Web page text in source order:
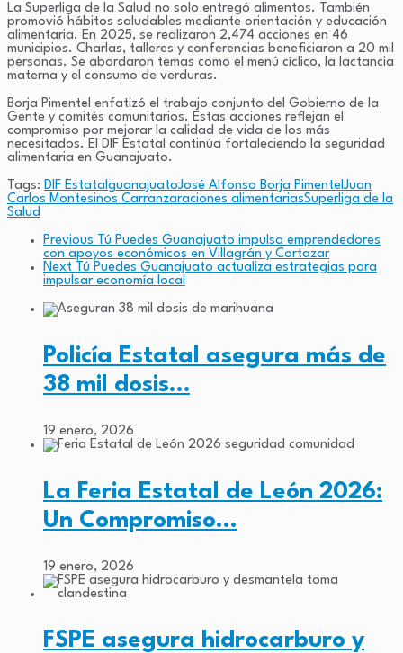
La Superliga de la Salud no solo entregó alimentos. También
promovió hábitos saludables mediante orientación y educación
alimentaria. En 2025, se realizaron 2,474 acciones en 46
municipios. Charlas, talleres y conferencias beneficiaron a 20 mil
personas. Se abordaron temas como el menú cíclico, la lactancia
materna y el consumo de verduras.
Borja Pimentel enfatizó el trabajo conjunto del Gobierno de la
Gente y comités comunitarios. Estas acciones reflejan el
compromiso por mejorar la calidad de vida de los más
necesitados. El DIF Estatal continúa fortaleciendo la seguridad
alimentaria en Guanajuato.
Tags: DIF Estatal guanajuatoJosé Alfonso Borja Pimentel Juan
Carlos Montesinos Carranzaraciones alimentariasSuperliga de la
Salud
Previous Tú Puedes Guanajuato impulsa emprendedores
con apoyos económicos en Villagrán y Cortazar
Next Tú Puedes Guanajuato actualiza estrategias para
impulsar economía local
Policía Estatal asegura más de
38 mil dosis…
19 enero, 2026
La Feria Estatal de León 2026:
Un Compromiso…
19 enero, 2026
FSPE asegura hidrocarburo y